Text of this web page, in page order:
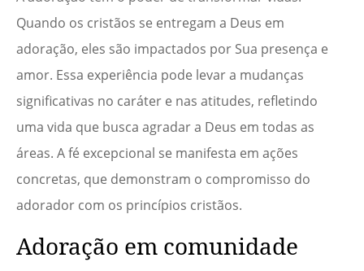
Quando os cristãos se entregam a Deus em
adoração, eles são impactados por Sua presença e
amor. Essa experiência pode levar a mudanças
significativas no caráter e nas atitudes, refletindo
uma vida que busca agradar a Deus em todas as
áreas. A fé excepcional se manifesta em ações
concretas, que demonstram o compromisso do
adorador com os princípios cristãos.
Adoração em comunidade